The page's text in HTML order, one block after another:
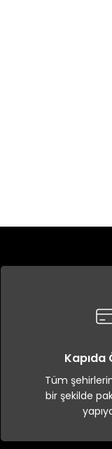
Kapıda
Tüm
bir şekilde